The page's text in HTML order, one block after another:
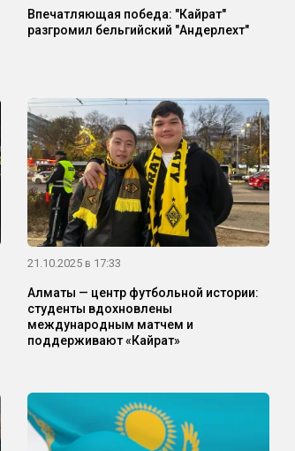
Впечатляющая победа: "Кайрат"
разгромил бельгийский "Андерлехт"
21.10.2025 в 17:33
Алматы — центр футбольной истории:
студенты вдохновлены
международным матчем и
поддерживают «Кайрат»